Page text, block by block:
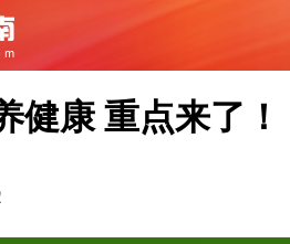
健康 重点来了！